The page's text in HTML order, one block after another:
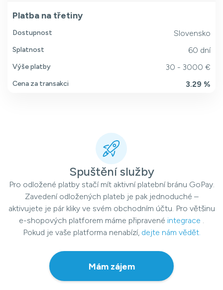
Platba na třetiny
Dostupnost Slovensko
Splatnost 60 dní
Výše platby 30 - 3000 €
Cena za transakci 3.29 %
Spuštění služby
Pro odložené platby stačí mít aktivní platební bránu GoPay.
Zavedení odložených plateb je pak jednoduché –
aktivujete je pár kliky ve svém obchodním účtu. Pro většinu
e-shopových platforem máme připravené integrace .
Pokud je vaše platforma nenabízí, dejte nám vědět.
Mám zájem